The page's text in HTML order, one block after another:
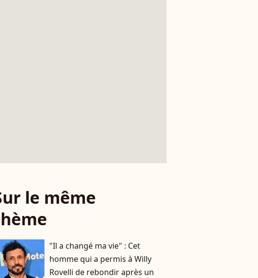
le même
"Il a changé ma vie" : Cet
homme qui a permis à Willy
Rovelli de rebondir après un